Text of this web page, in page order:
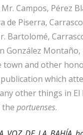
Campos, Pérez
de Piserra,
Bartolomé,
González
town and other
which
other things in
the portuenses.